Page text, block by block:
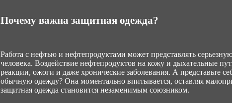
Почему важна защитная одежда?
Работа с нефтью и нефтепродуктами может представлять
человека. Воздействие нефтепродуктов на кожу и дыхательные
реакции, ожоги и даже хронические заболевания. А представьте
обычную одежду? Она моментально впитывается, оставляя
защитная одежда становится незаменимым союзником.